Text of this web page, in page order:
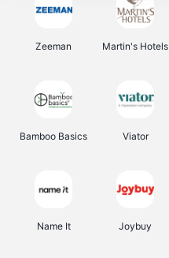
Zeeman Martin's Hotels
Bamboo Basics Viator
Name It Joybuy